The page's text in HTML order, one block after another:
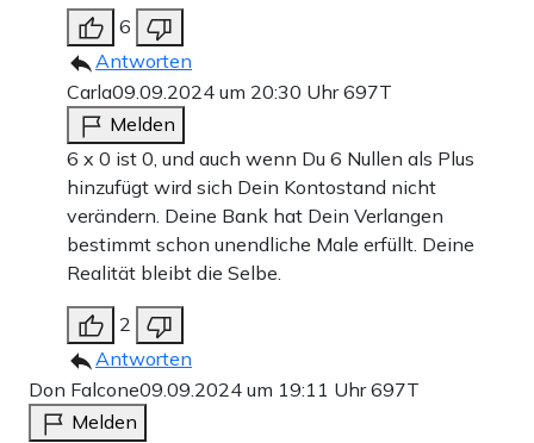
6
Antworten
Carla09.09.2024 um 20:30 Uhr697T
Melden
6 x 0 ist 0, und auch wenn Du 6 Nullen als Plus
hinzufügt wird sich Dein Kontostand nicht
verändern. Deine Bank hat Dein Verlangen
bestimmt schon unendliche Male erfüllt. Deine
Realität bleibt die Selbe.
2
Antworten
Don Falcone09.09.2024 um 19:11 Uhr697T
Melden